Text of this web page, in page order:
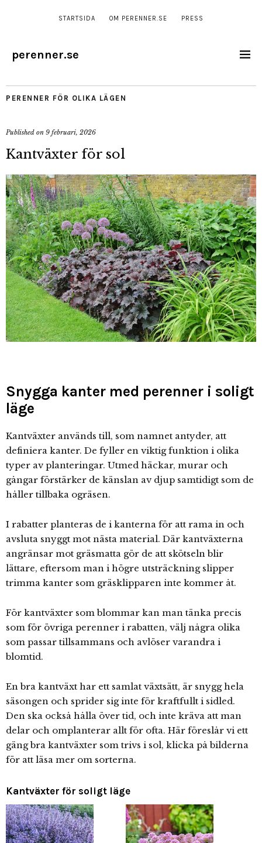
STARTSIDA OM PERENNER.SE PRESS
perenner.se
PERENNER FÖR OLIKA LÄGEN
Published on 9 februari, 2026
Kantväxter för sol
Snygga kanter med perenner i soligt
läge
Kantväxter används till, som namnet antyder, att
definiera kanter. De fyller en viktig funktion i olika
typer av planteringar. Utmed häckar, murar och
gångar förstärker de känslan av djup samtidigt som de
håller tillbaka ogräsen.
I rabatter planteras de i kanterna för att rama in och
avsluta snyggt mot nästa material. Där kantväxterna
angränsar mot gräsmatta gör de att skötseln blir
lättare, eftersom man i högre utsträckning slipper
trimma kanter som gräsklipparen inte kommer åt.
För kantväxter som blommar kan man tänka precis
som för övriga perenner i rabatten, välj några olika
som passar tillsammans och avlöser varandra i
blomtid.
En bra kantväxt har ett samlat växtsätt, är snygg hela
säsongen och sprider sig inte för kraftfullt i sidled.
Den ska också hålla över tid, och inte kräva att man
delar och omplanterar allt för ofta. Här föreslår vi ett
gäng bra kantväxter som trivs i sol, klicka på bilderna
för att läsa mer om sorterna.
Kantväxter för soligt läge